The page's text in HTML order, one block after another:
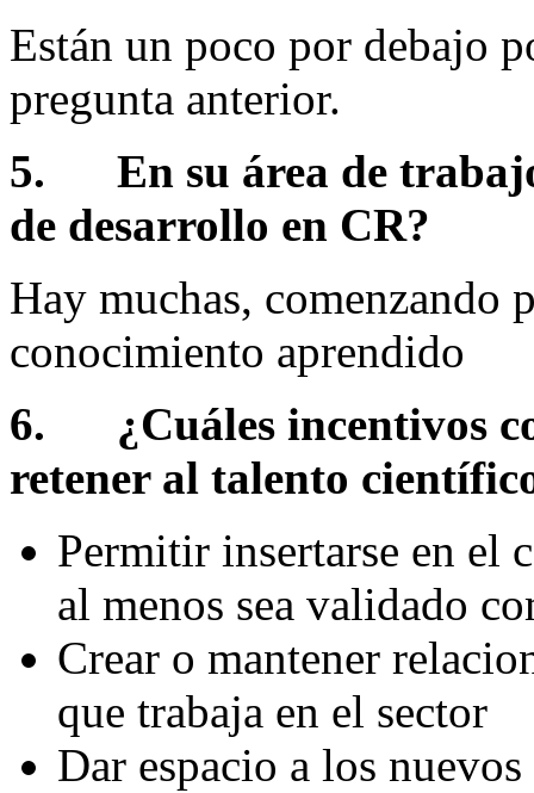
Están un poco por debajo
pregunta anterior.
5. En su área de
de desarrollo en CR?
Hay muchas,
conocimiento aprendido
6. ¿Cuáles incentivos
retener al talento
Permitir insertarse en el
al menos sea validado
Crear o mantener
que trabaja en el sector
Dar espacio a los